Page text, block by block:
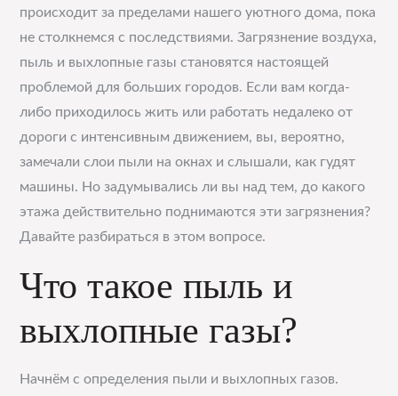
происходит за пределами нашего уютного дома, пока
не столкнемся с последствиями. Загрязнение воздуха,
пыль и выхлопные газы становятся настоящей
проблемой для больших городов. Если вам когда-
либо приходилось жить или работать недалеко от
дороги с интенсивным движением, вы, вероятно,
замечали слои пыли на окнах и слышали, как гудят
машины. Но задумывались ли вы над тем, до какого
этажа действительно поднимаются эти загрязнения?
Давайте разбираться в этом вопросе.
Что такое пыль и
выхлопные газы?
Начнём с определения пыли и выхлопных газов.